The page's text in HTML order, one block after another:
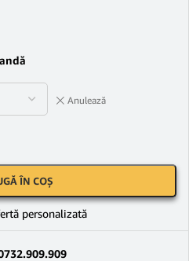
Anulează
ÎN COȘ
personalizată